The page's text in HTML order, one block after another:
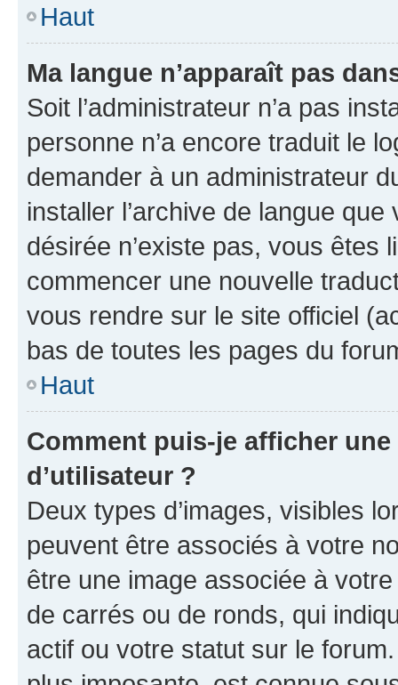
Haut
Ma langue n’apparaît pas
Soit l’administrateur n’a pas
personne n’a encore traduit le
demander à un administrateur
installer l’archive de langue
désirée n’existe pas, vous êtes
commencer une nouvelle
vous rendre sur le site officiel
bas de toutes les pages du
Haut
Comment puis-je afficher
d’utilisateur ?
Deux types d’images, visibles
peuvent être associés à votre
être une image associée à
de carrés ou de ronds, qui
actif ou votre statut sur le